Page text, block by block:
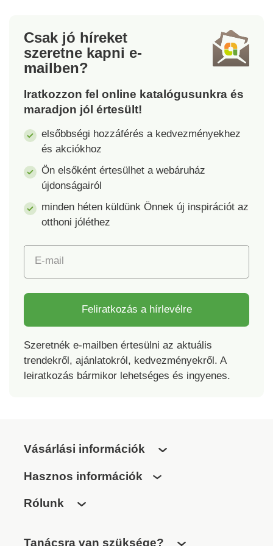
fogantyúk. Tiszta
vágás a speciális
pengének
Minimális erővel
vágnak.
Csak jó híreket
szeretne kapni e-
mailben?
Iratkozzon fel online katalógusunkra és
maradjon jól értesült!
elsőbbségi hozzáférés a kedvezményekhez
és akciókhoz
Ön elsőként értesülhet a webáruház
újdonságairól
minden héten küldünk Önnek új inspirációt az
otthoni jóléthez
E-mail
Feliratkozás a hírlevélre
Szeretnék e-mailben értesülni az aktuális
trendekről, ajánlatokról, kedvezményekről. A
leiratkozás bármikor lehetséges és ingyenes.
Vásárlási információk
Hasznos információk
Rólunk
Tanácsra van szüksége?